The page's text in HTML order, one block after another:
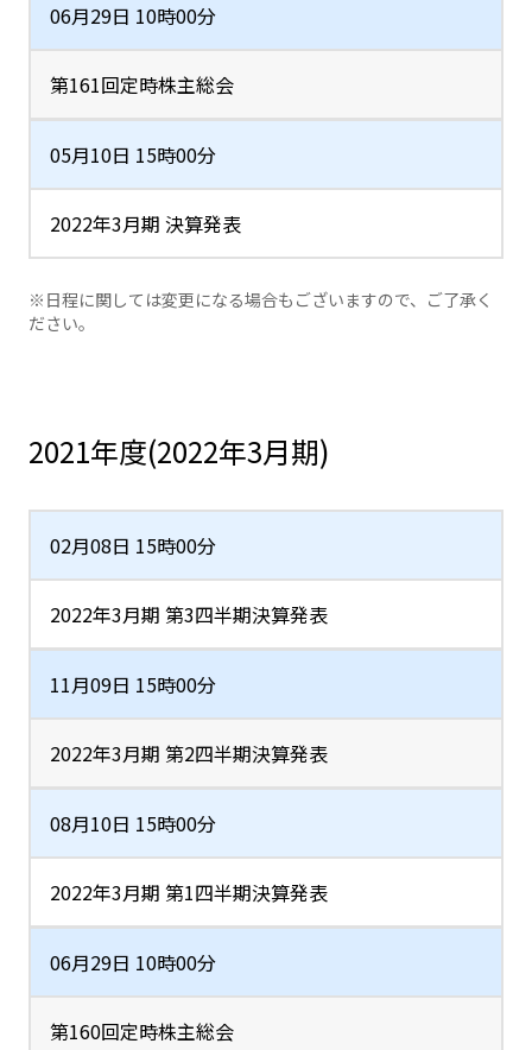
06月29日 10時00分
第161回定時株主総会
05月10日 15時00分
2022年3月期 決算発表
※日程に関しては変更になる場合もございますので、ご了承く
ださい。
2021年度(2022年3月期)
02月08日 15時00分
2022年3月期 第3四半期決算発表
11月09日 15時00分
2022年3月期 第2四半期決算発表
08月10日 15時00分
2022年3月期 第1四半期決算発表
06月29日 10時00分
第160回定時株主総会